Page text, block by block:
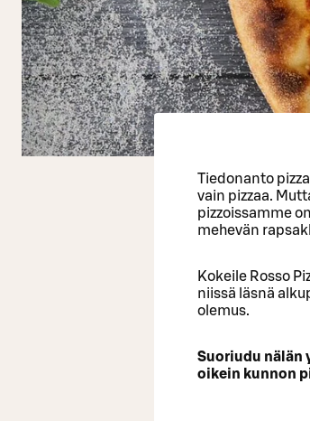
Tiedonanto
vain pizzaa.
pizzoissamme
mehevän
Kokeile Rosso
niissä läsnä
olemus.
Suoriudu nälän
oikein kunnon